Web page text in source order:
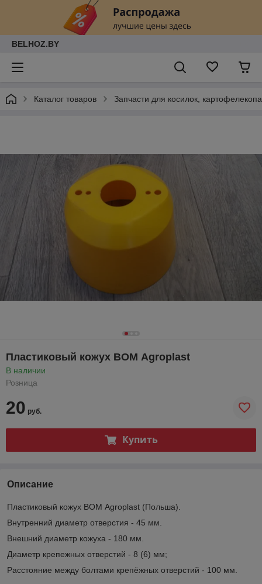
BELHOZ.BY
Каталог товаров Запчасти для косилок,
Пластиковый кожух ВОМ Agroplast
В наличии
Розница
20 руб.
Купить
Описание
Пластиковый кожух ВОМ Agroplast (Польша).
Внутренний диаметр отверстия - 45 мм.
Внешний диаметр кожуха - 180 мм.
Диаметр крепежных отверстий - 8 (6) мм;
Расстояние между болтами крепёжных отверстий - 100 мм.